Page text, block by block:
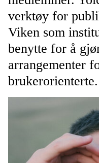
verktøy for
Viken som
benytte for å
arrangementer
brukerorienterte.